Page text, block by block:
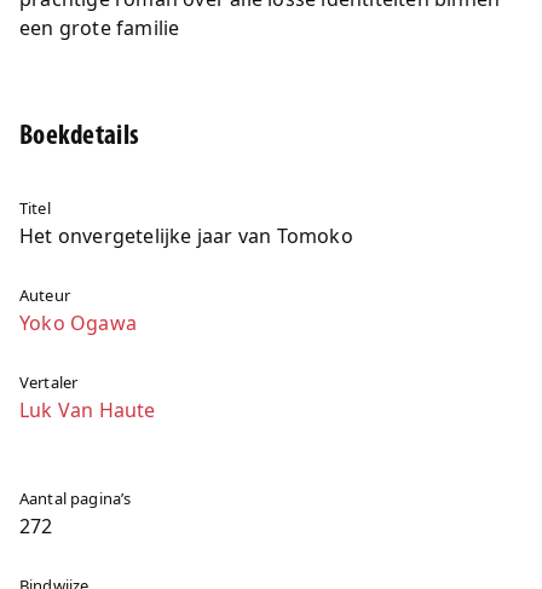
een grote familie
Boekdetails
Titel
Het onvergetelijke jaar van Tomoko
Auteur
Yoko Ogawa
Vertaler
Luk Van Haute
Aantal pagina’s
272